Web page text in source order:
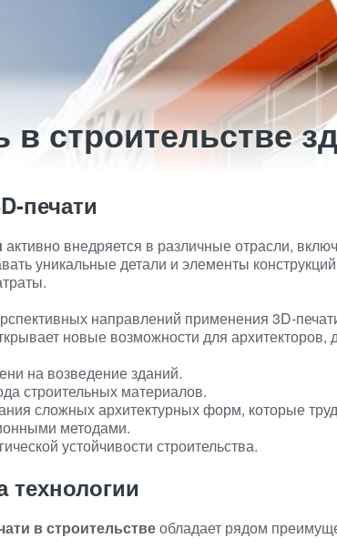
в строительстве
печати
активно внедряется в различные отрасли,
уникальные детали и элементы
направлений применения 3D-
новые возможности для архитекторов,
на возведение зданий.
строительных материалов.
сложных архитектурных форм, которые
методами.
устойчивости строительства.
технологии
в строительствеобладает рядом